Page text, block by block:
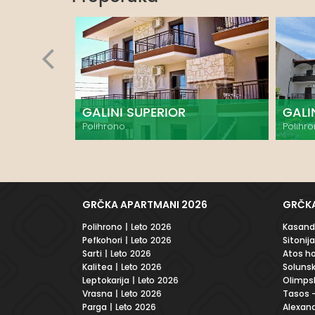
GALINI SUPERIOR
Polihrono
GRČKA APARTMANI 2026
Polihrono | Leto 2026
Pefkohori | Leto 2026
Sarti | Leto 2026
Kalitea | Leto 2026
Leptokarija | Leto 2026
Vrasna | Leto 2026
Parga | Leto 2026
Atos
Tasos